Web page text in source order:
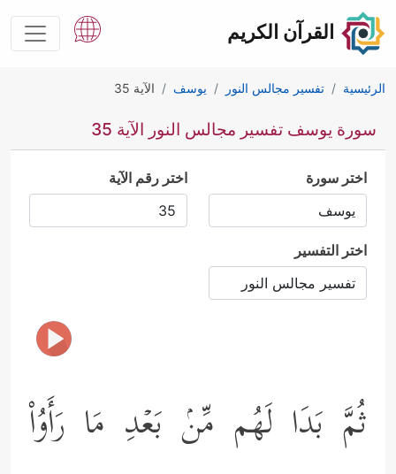
القرآن الكريم
الرئيسية تفسير مجالس النور يوسف الآية 35
سورة يوسف تفسير مجالس النور الآية 35
اختر سورة اختر رقم الآية
اختر التفسير
ثُمَّ بَدَا لَهُم مِّنۢ بَعۡدِ مَا رَأَوُاْ